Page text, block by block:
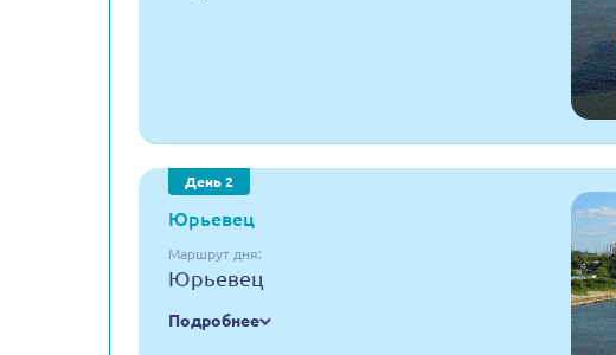
День 2
Юрьевец
Маршрут дня:
Юрьевец
Подробнее